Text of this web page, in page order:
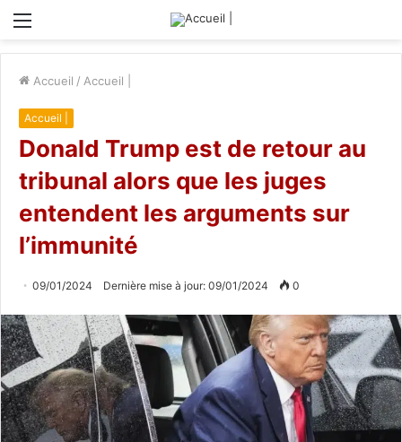
Menu
Accueil / Accueil |
Accueil |
Donald Trump est de retour au
tribunal alors que les juges
entendent les arguments sur
l’immunité
09/01/2024 Dernière mise à jour: 09/01/2024 0